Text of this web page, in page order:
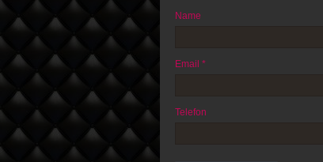
Name
Email *
Telefon